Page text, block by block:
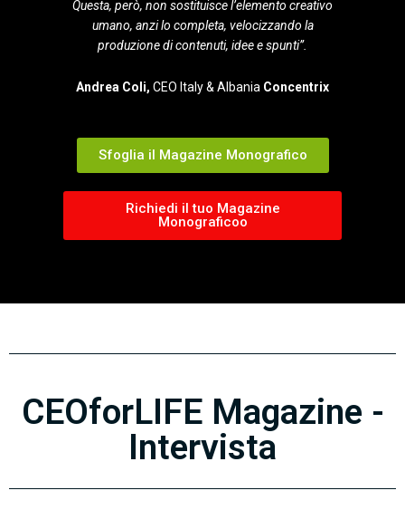
Questa, però, non sostituisce l’elemento creativo
umano, anzi lo completa, velocizzando la
produzione di contenuti, idee e spunti”.
Andrea Coli, CEO Italy & Albania Concentrix
Sfoglia il Magazine Monografico
Richiedi il tuo Magazine
Monograficoo
CEOforLIFE Magazine -
Intervista